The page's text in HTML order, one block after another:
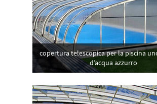
copertura telescopica per la piscina
d’acqua azzurro